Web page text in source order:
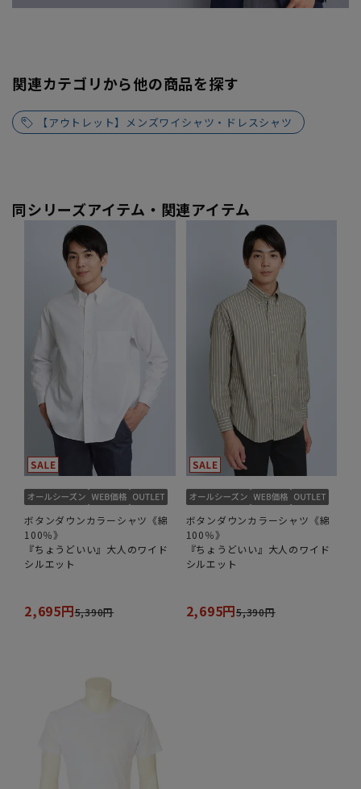
関連カテゴリから他の商品を探す
【アウトレット】メンズワイシャツ・ドレスシャツ
同シリーズアイテム・関連アイテム
ボタンダウンカラーシャツ《綿
100％》
『ちょうどいい』大人のワイド
シルエット
2,695円5,390円
ボタンダウンカラーシャツ《綿
100％》
『ちょうどいい』大人のワイド
シルエット
2,695円5,390円